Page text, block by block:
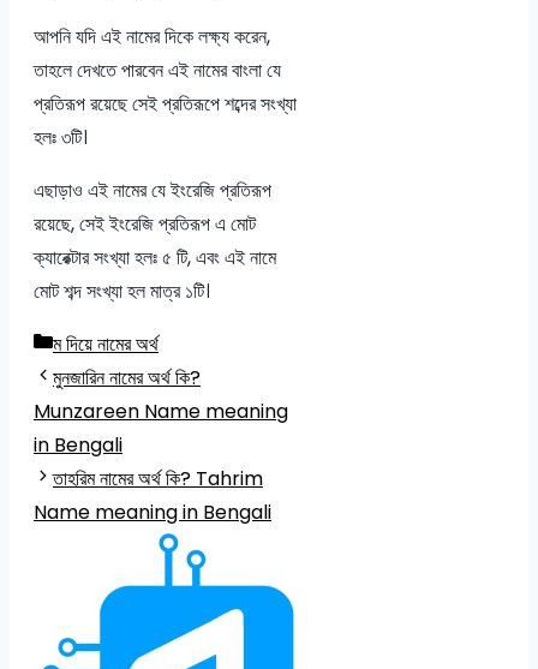
আপনি যদি এই নামের দিকে লক্ষ্য করেন,
তাহলে দেখতে পারবেন এই নামের বাংলা যে
প্রতিরূপ রয়েছে সেই প্রতিরূপে শব্দের সংখ্যা
হলঃ ৩টি।
এছাড়াও এই নামের যে ইংরেজি প্রতিরূপ
রয়েছে, সেই ইংরেজি প্রতিরূপ এ মোট
ক্যারেক্টার সংখ্যা হলঃ ৫ টি, এবং এই নামে
মোট শব্দ সংখ্যা হল মাত্র ১টি।
Categories
ম দিয়ে নামের অর্থ
মুনজারিন নামের অর্থ কি?
Munzareen Name meaning
in Bengali
তাহরিম নামের অর্থ কি? Tahrim
Name meaning in Bengali